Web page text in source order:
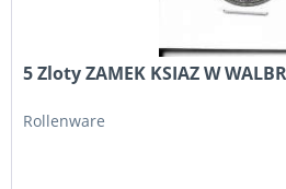
5 Zloty ZAMEK KSIAZ W
Rollenware